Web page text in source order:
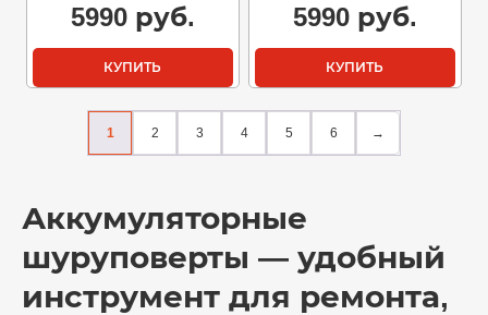
5990руб.
КУПИТЬ
5990руб.
КУПИТЬ
1 2 3 4 5 6 →
Аккумуляторные
шуруповерты — удобный
инструмент для ремонта,